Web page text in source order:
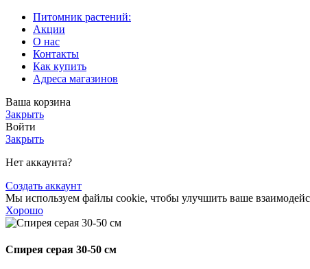
Питомник растений:
Акции
О нас
Контакты
Как купить
Адреса магазинов
Ваша корзина
Закрыть
Войти
Закрыть
Нет аккаунта?
Создать аккаунт
Мы используем файлы cookie, чтобы улучшить ваше
Хорошо
Спирея серая 30-50 см